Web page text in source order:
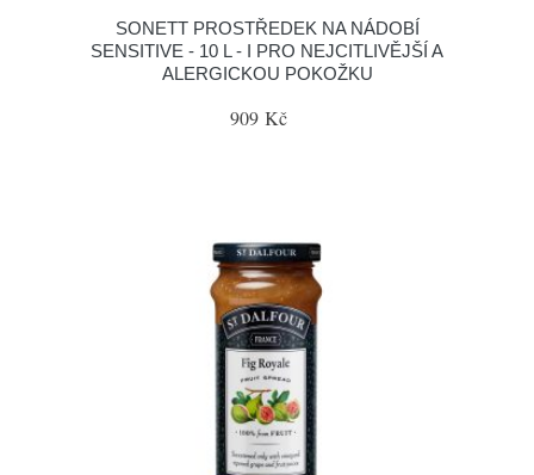
SONETT PROSTŘEDEK NA NÁDOBÍ
SENSITIVE - 10 L - I PRO NEJCITLIVĚJŠÍ A
ALERGICKOU POKOŽKU
909 Kč